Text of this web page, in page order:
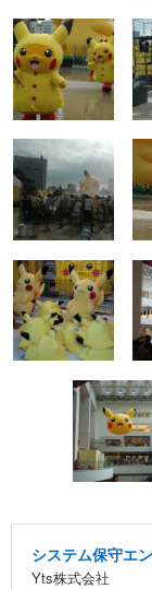
システム保守エ
Yts株式会社